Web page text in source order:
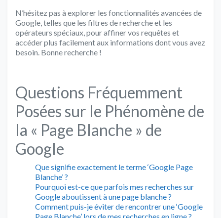
N’hésitez pas à explorer les fonctionnalités avancées de
Google, telles que les filtres de recherche et les
opérateurs spéciaux, pour affiner vos requêtes et
accéder plus facilement aux informations dont vous avez
besoin. Bonne recherche !
Questions Fréquemment
Posées sur le Phénomène de
la « Page Blanche » de
Google
Que signifie exactement le terme ‘Google Page
Blanche’ ?
Pourquoi est-ce que parfois mes recherches sur
Google aboutissent à une page blanche ?
Comment puis-je éviter de rencontrer une ‘Google